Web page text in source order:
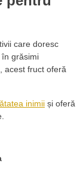
care doresc
grăsimi
acest fruct oferă
inimii și oferă